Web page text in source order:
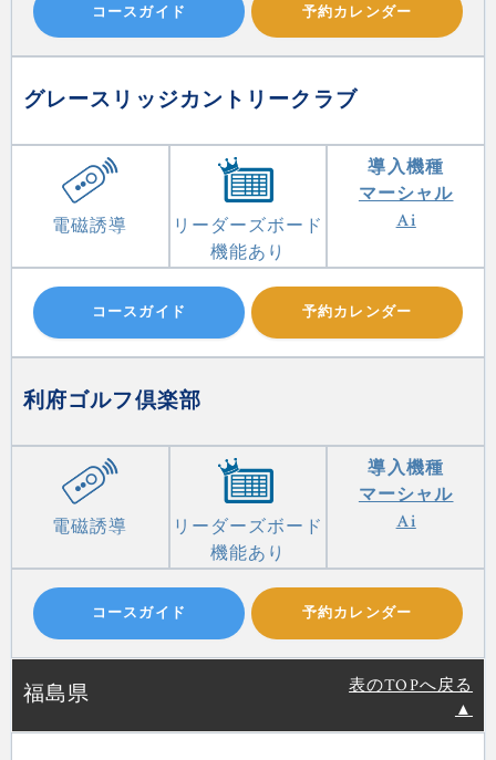
コースガイド 予約カレンダー
グレースリッジカントリークラブ
電磁誘導
リーダーズボード
機能あり
導入機種
マーシャル
Ai
コースガイド 予約カレンダー
利府ゴルフ倶楽部
電磁誘導
リーダーズボード
機能あり
導入機種
マーシャル
Ai
コースガイド 予約カレンダー
福島県
表のTOPへ戻る
▲